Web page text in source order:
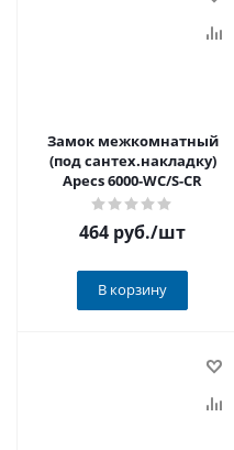
Замок межкомнатный
(под сантех.накладку)
Apecs 6000-WC/S-CR
464 руб./шт
В корзину